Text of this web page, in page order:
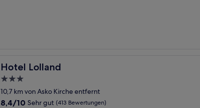
Hotel Lolland
Hotel Lolland
3.0-
Sterne-
Unterkunft
10,7 km von Asko Kirche entfernt
8.4
8,4/10 Sehr gut (413 Bewertungen)